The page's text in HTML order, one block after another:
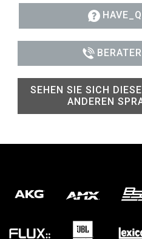
SEHEN SIE SICH
ANDEREN